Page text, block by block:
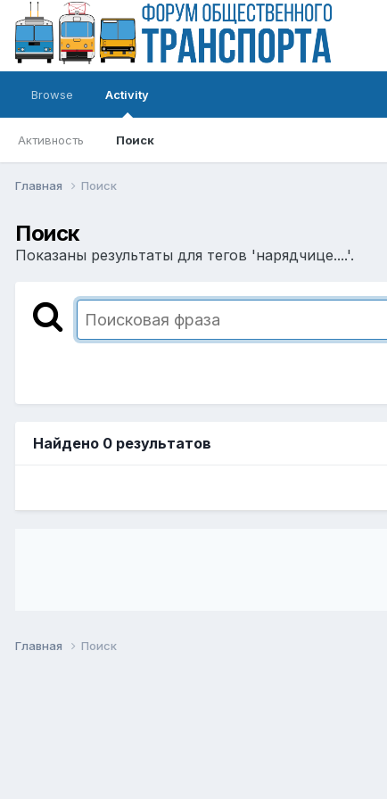
Browse Activity
Активность Поиск
Главная Поиск
Поиск
Показаны результаты для тегов 'нарядчице....'.
Найдено 0 результатов
Главная Поиск